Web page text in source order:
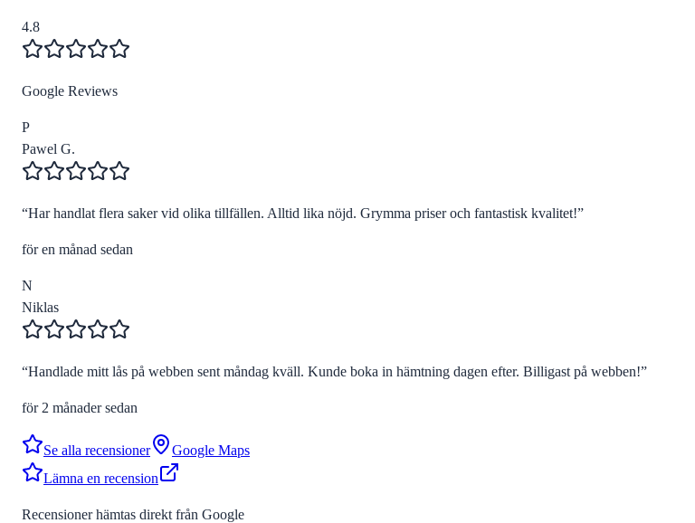
4.8
Google Reviews
P
Pawel G.
“Har handlat flera saker vid olika tillfällen. Alltid lika nöjd. Grymma priser och fantastisk kvalitet!”
för en månad sedan
N
Niklas
“Handlade mitt lås på webben sent måndag kväll. Kunde boka in hämtning dagen efter. Billigast på webben!”
för 2 månader sedan
Se alla recensioner
Google Maps
Lämna en recension
Recensioner hämtas direkt från Google